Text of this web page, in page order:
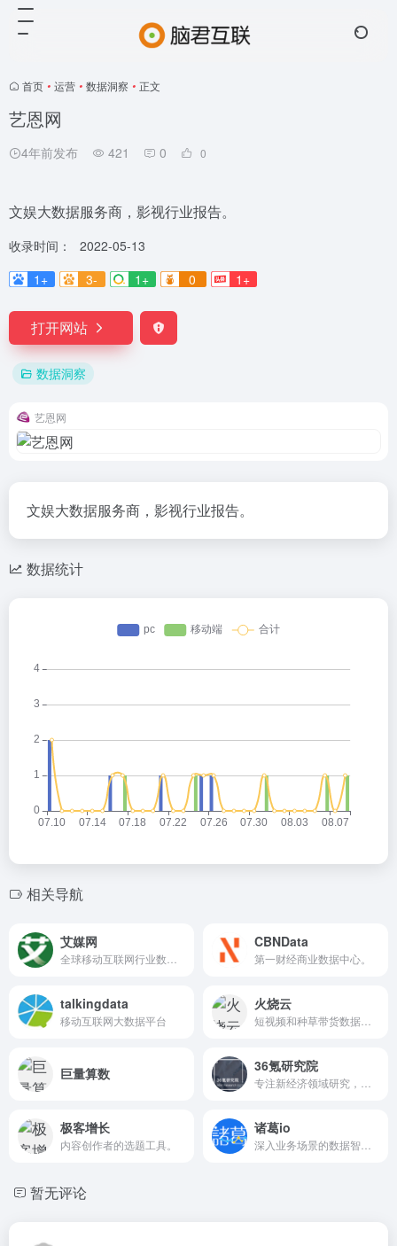
首页 • 运营 • 数据洞察 • 正文
艺恩网
4年前发布 421 0 0
文娱大数据服务商，影视行业报告。
收录时间：
2022-05-13
1+
3- 1+ 0 1+
打开网站
数据洞察
艺恩网
文娱大数据服务商，影视行业报告。
数据统计
相关导航
艾媒网 CBNData
第一财经商业数据中心。
talkingdata
移动互联网大数据平台
火烧云
巨量算数 36氪研究院
极客增长
内容创作者的选题工具。
诸葛io
暂无评论